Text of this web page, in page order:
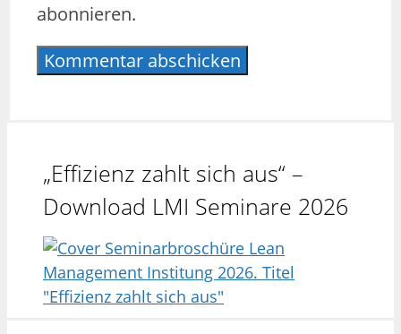
abonnieren.
„Effizienz zahlt sich aus“ –
Download LMI Seminare 2026